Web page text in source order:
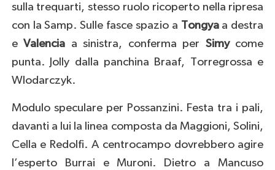
sulla trequarti, stesso ruolo ricoperto nella ripresa
con la Samp. Sulle fasce spazio a Tongyaa destra
eValencia a sinistra, conferma per Simycome
punta. Jolly dalla panchina Braaf, Torregrossa e
Wlodarczyk.
Modulo speculare per Possanzini. Festa tra i pali,
davanti a lui la linea composta da Maggioni, Solini,
Cella e Redolfi. A centrocampo dovrebbero agire
l’esperto Burrai e Muroni. Dietro a Mancuso